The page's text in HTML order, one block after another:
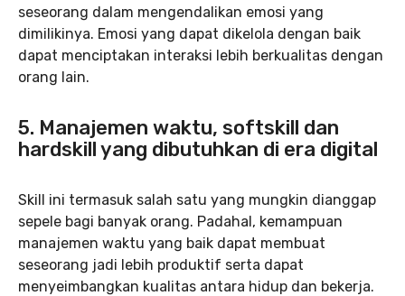
seseorang dalam mengendalikan emosi yang
dimilikinya. Emosi yang dapat dikelola dengan baik
dapat menciptakan interaksi lebih berkualitas dengan
orang lain.
5. Manajemen waktu, softskill dan
hardskill yang dibutuhkan di era digital
Skill ini termasuk salah satu yang mungkin dianggap
sepele bagi banyak orang. Padahal, kemampuan
manajemen waktu yang baik dapat membuat
seseorang jadi lebih produktif serta dapat
menyeimbangkan kualitas antara hidup dan bekerja.